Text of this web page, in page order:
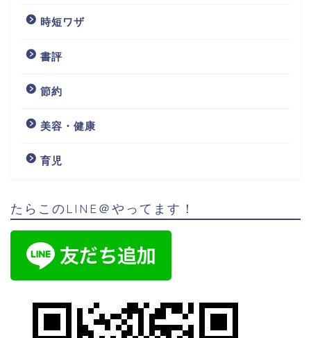
時短ワザ
書評
節約
美容・健康
育児
たらこのLINE＠やってます！